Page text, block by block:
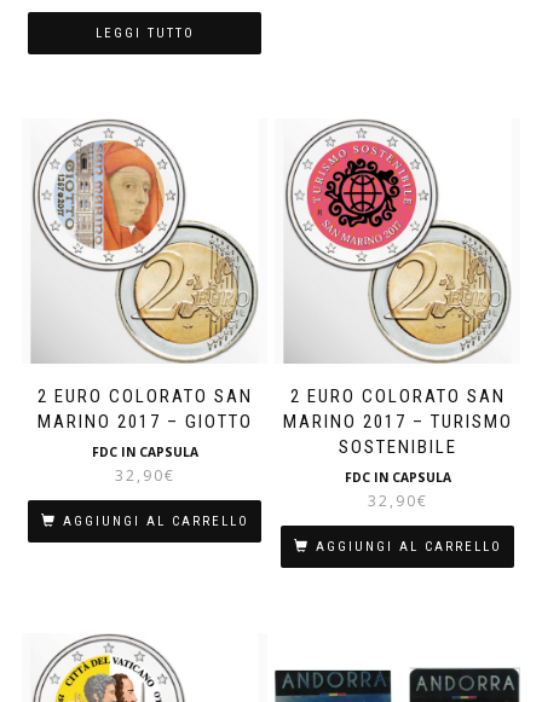
LEGGI TUTTO
2 EURO COLORATO SAN
MARINO 2017 – GIOTTO
FDC IN CAPSULA
32,90€
AGGIUNGI AL CARRELLO
2 EURO COLORATO SAN
MARINO 2017 – TURISMO
SOSTENIBILE
FDC IN CAPSULA
32,90€
AGGIUNGI AL CARRELLO